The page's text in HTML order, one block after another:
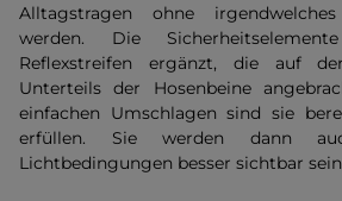
Alltagstragen ohne
werden. Die
Reflexstreifen ergänzt, die auf
Unterteils der Hosenbeine
einfachen Umschlagen sind sie
erfüllen. Sie werden dann
Lichtbedingungen besser sichtbar